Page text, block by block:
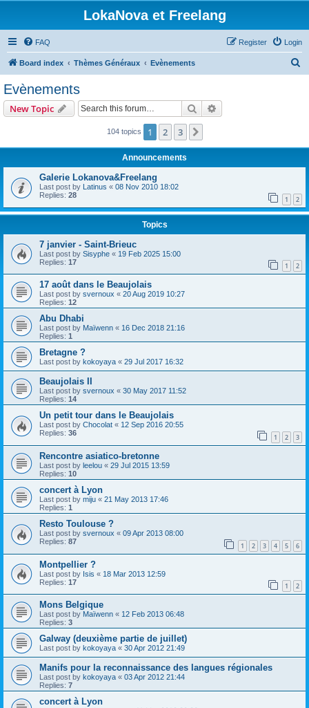
LokaNova et Freelang
FAQ Login
Register
Board index Thèmes Généraux Evènements
Evènements
New Topic Search
104 topics 1 2 3
Announcements
Galerie Lokanova&Freelang
Last post by Latinus « 08 Nov 2010 18:02
Replies: 28 1 2
Topics
7 janvier - Saint-Brieuc
Last post by Sisyphe « 19 Feb 2025 15:00
Replies: 17 1 2
17 août dans le Beaujolais
Last post by svernoux « 20 Aug 2019 10:27
Replies: 12
Abu Dhabi
Last post by Maïwenn « 16 Dec 2018 21:16
Replies: 1
Bretagne ?
Last post by kokoyaya « 29 Jul 2017 16:32
Beaujolais II
Last post by svernoux « 30 May 2017 11:52
Replies: 14
Un petit tour dans le Beaujolais
Last post by Chocolat « 12 Sep 2016 20:55
Replies: 36 1 2 3
Rencontre asiatico-bretonne
Last post by leelou « 29 Jul 2015 13:59
Replies: 10
concert à Lyon
Last post by miju « 21 May 2013 17:46
Replies: 1
Resto Toulouse ?
Last post by svernoux « 09 Apr 2013 08:00
Replies: 87 1 2 3 4 5 6
Montpellier ?
Last post by Isis « 18 Mar 2013 12:59
Replies: 17 1 2
Mons Belgique
Last post by Maïwenn « 12 Feb 2013 06:48
Replies: 3
Galway (deuxième partie de juillet)
Last post by kokoyaya « 30 Apr 2012 21:49
Manifs pour la reconnaissance des langues régionales
Last post by kokoyaya « 03 Apr 2012 21:44
Replies: 7
concert à Lyon